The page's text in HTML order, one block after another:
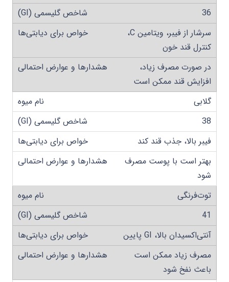
36
سرشار از فیبر، ویتامین C،
کنترل قند خون
در صورت مصرف زیاد،
افزایش قند ممکن است
گلابی
38
فیبر بالا، جذب قند کند
بهتر است با پوست مصرف
شود
توت‌فرنگی
41
آنتی‌اکسیدان بالا، GI پایین
مصرف زیاد ممکن است
باعث نفخ شود